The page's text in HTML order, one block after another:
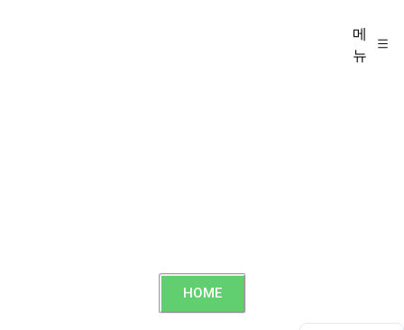
메
뉴
HOME